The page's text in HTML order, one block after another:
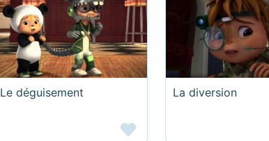
Le déguisement La diversion